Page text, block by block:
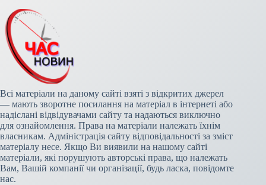
Всі матеріали на даному сайті взяті з відкритих джерел
— мають зворотне посилання на матеріал в інтернеті або
надіслані відвідувачами сайту та надаються виключно
для ознайомлення. Права на матеріали належать їхнім
власникам. Адміністрація сайту відповідальності за зміст
матеріалу несе. Якщо Ви виявили на нашому сайті
матеріали, які порушують авторські права, що належать
Вам, Вашій компанії чи організації, будь ласка, повідомте
нас.